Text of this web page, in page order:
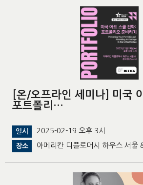
[온/오프라인 세미나] 미국
포트폴리…
일시 2025-02-19 오후 3시
장소 아메리칸 디플로머시 하우스 서